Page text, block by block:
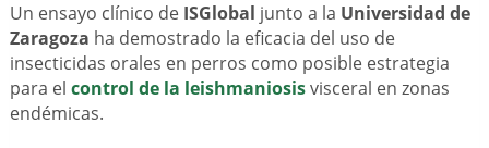
Un ensayo clínico de ISGlobal junto a la Universidad de
Zaragoza ha demostrado la eficacia del uso de
insecticidas orales en perros como posible estrategia
para el control de la leishmaniosisvisceral en zonas
endémicas.